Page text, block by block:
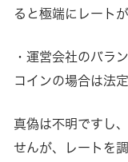
ると極端にレート
・運営会社のバラ
コインの場合は法
真偽は不明ですし
せんが、レートを